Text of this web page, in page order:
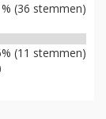
(36 stemmen)
(11 stemmen)